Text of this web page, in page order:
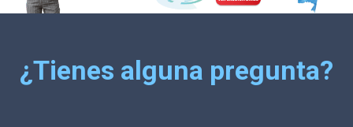
¿Tienes alguna pregunta?